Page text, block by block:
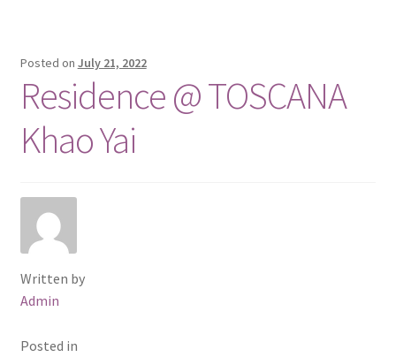
Posted on July 21, 2022
Residence @ TOSCANA
Khao Yai
Written by
Admin
Posted in